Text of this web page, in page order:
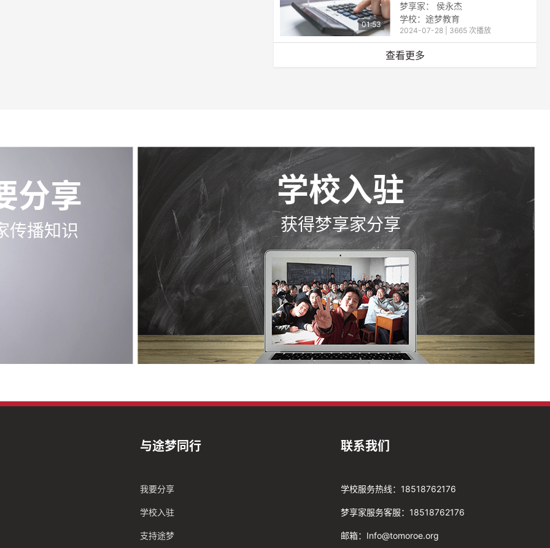
01:53
梦享家： 侯永杰
学校：途梦教育
2024-07-28 | 3665 次播放
查看更多
分享
传播知识
学校入驻
获得梦享家分享
与途梦同行
我要分享
学校入驻
支持途梦
联系我们
学校服务热线：18518762176
梦享家服务客服：18518762176
邮箱：Info@tomoroe.org